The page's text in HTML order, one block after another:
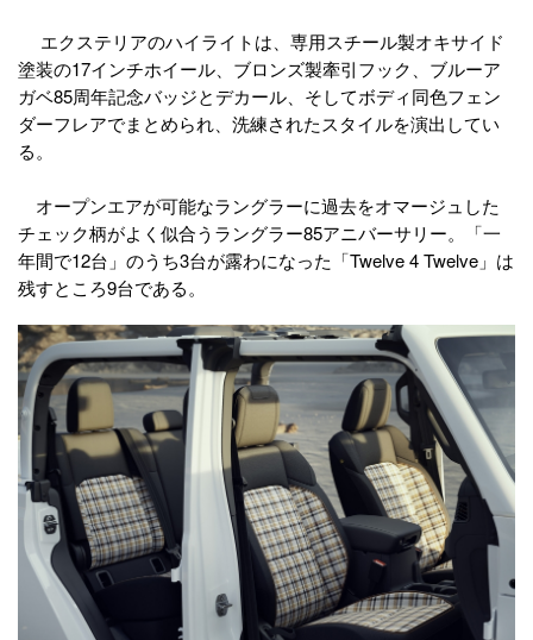
エクステリアのハイライトは、専用スチール製オキサイド
塗装の17インチホイール、ブロンズ製牽引フック、ブルーア
ガベ85周年記念バッジとデカール、そしてボディ同色フェン
ダーフレアでまとめられ、洗練されたスタイルを演出してい
る。
オープンエアが可能なラングラーに過去をオマージュした
チェック柄がよく似合うラングラー85アニバーサリー。「一
年間で12台」のうち3台が露わになった「Twelve 4 Twelve」は
残すところ9台である。